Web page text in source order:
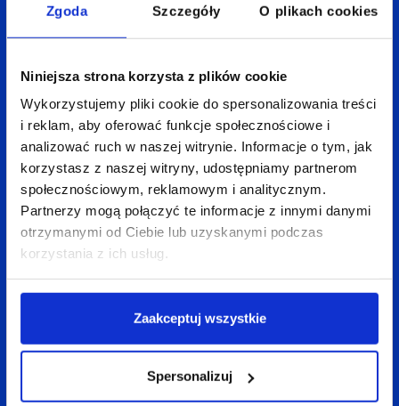
Zgoda Szczegóły O plikach cookies
Niniejsza strona korzysta z plików cookie
Wykorzystujemy pliki cookie do spersonalizowania treści
i reklam, aby oferować funkcje społecznościowe i
analizować ruch w naszej witrynie. Informacje o tym, jak
korzystasz z naszej witryny, udostępniamy partnerom
społecznościowym, reklamowym i analitycznym.
Partnerzy mogą połączyć te informacje z innymi danymi
otrzymanymi od Ciebie lub uzyskanymi podczas
korzystania z ich usług.
Zaakceptuj wszystkie
Spersonalizuj
Studio dodaliśmy teżprzykładowy widok oparty
że akurat ten moduł nie został wdrożony w Twoim
Google Analytics.
Jak widać na powyższym ekranie,produkty
na końcu tabeli mimo że mają mniej odsłon niż
te w topie, to jednak przynoszą istotną sprzedaż,